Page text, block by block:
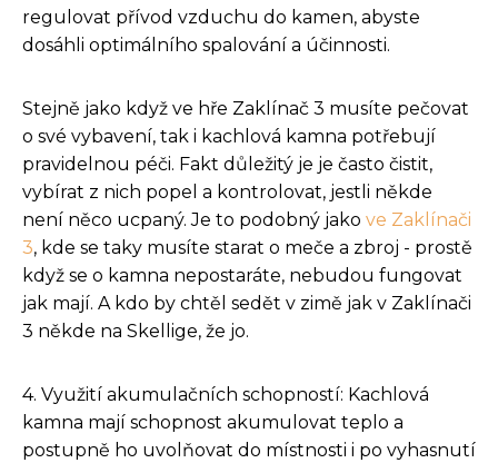
regulovat přívod vzduchu do kamen, abyste
dosáhli optimálního spalování a účinnosti.
Stejně jako když ve hře Zaklínač 3 musíte pečovat
o své vybavení, tak i kachlová kamna potřebují
pravidelnou péči. Fakt důležitý je je často čistit,
vybírat z nich popel a kontrolovat, jestli někde
není něco ucpaný. Je to podobný jako ve Zaklínači
3, kde se taky musíte starat o meče a zbroj - prostě
když se o kamna nepostaráte, nebudou fungovat
jak mají. A kdo by chtěl sedět v zimě jak v Zaklínači
3 někde na Skellige, že jo.
4. Využití akumulačních schopností: Kachlová
kamna mají schopnost akumulovat teplo a
postupně ho uvolňovat do místnosti i po vyhasnutí